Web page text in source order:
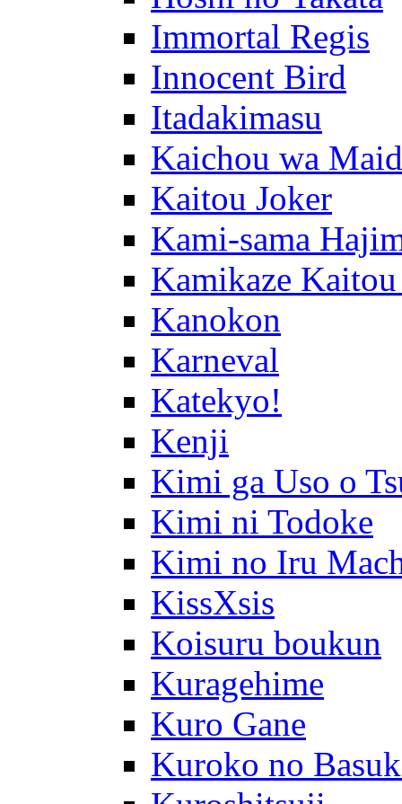
Immortal Regis
Innocent Bird
Itadakimasu
Kaichou wa
Kaitou Joker
Kami-sama
Kamikaze Kaitou
Kanokon
Karneval
Katekyo!
Kenji
Kimi ga Uso o
Kimi ni Todoke
Kimi no Iru
KissXsis
Koisuru boukun
Kuragehime
Kuro Gane
Kuroko no